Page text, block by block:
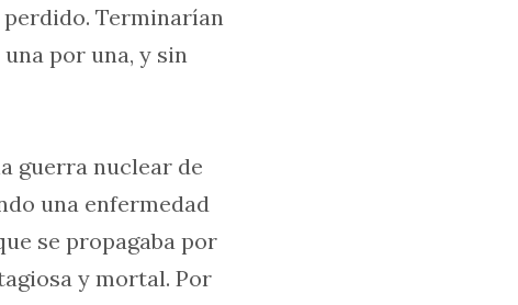
Terminarían
por una, y sin
guerra nuclear de
una enfermedad
se propagaba por
y mortal. Por